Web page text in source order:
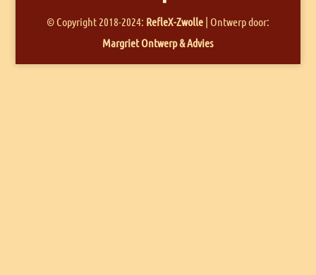
© Copyright 2018-2024: RefleX-Zwolle| Ontwerp door:
Margriet Ontwerp & Advies